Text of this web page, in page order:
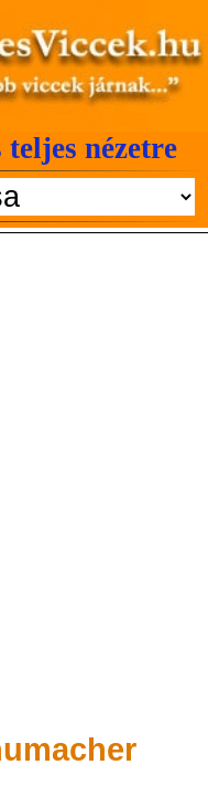
nézetre